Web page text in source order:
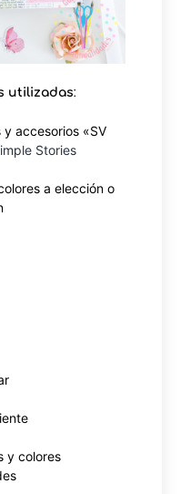
utilizadas:
accesorios «SV
Stories
a elección o
y colores